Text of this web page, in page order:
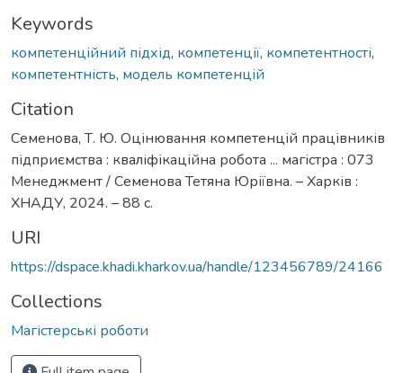
Keywords
компетенційний підхід, компетенції, компетентності,
компетентність, модель компетенцій
Citation
Семенова, Т. Ю. Оцінювання компетенцій працівників
підприємства : кваліфікаційна робота ... магістра : 073
Менеджмент / Семенова Тетяна Юріївна. – Харків :
ХНАДУ, 2024. – 88 с.
URI
https://dspace.khadi.kharkov.ua/handle/123456789/24166
Collections
Магістерські роботи